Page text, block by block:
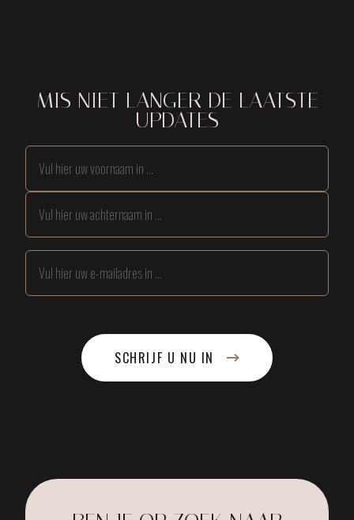
MIS NIET LANGER DE LAATSTE
UPDATES
SCHRIJF U NU IN